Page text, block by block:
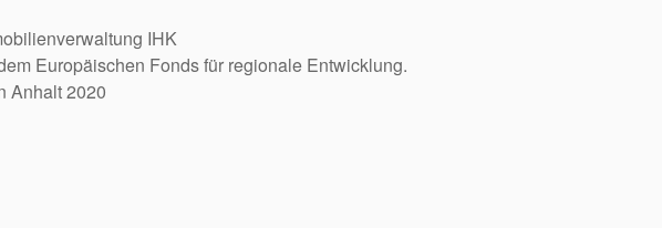
IHK
Europäischen Fonds für regionale Entwicklung.
Anhalt 2020